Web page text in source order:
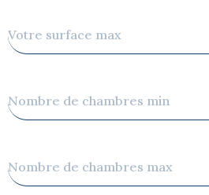
max
de
chambres
de
chambres